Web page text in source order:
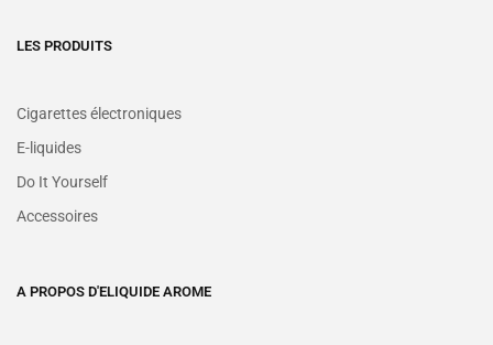
LES PRODUITS
Cigarettes électroniques
E-liquides
Do It Yourself
Accessoires
A PROPOS D'ELIQUIDE AROME